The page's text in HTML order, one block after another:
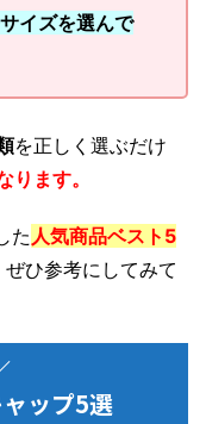
イズを選んで
を正しく選ぶだけ
ます。
た 人気商品ベスト5
ひ参考にしてみて
ップ5選